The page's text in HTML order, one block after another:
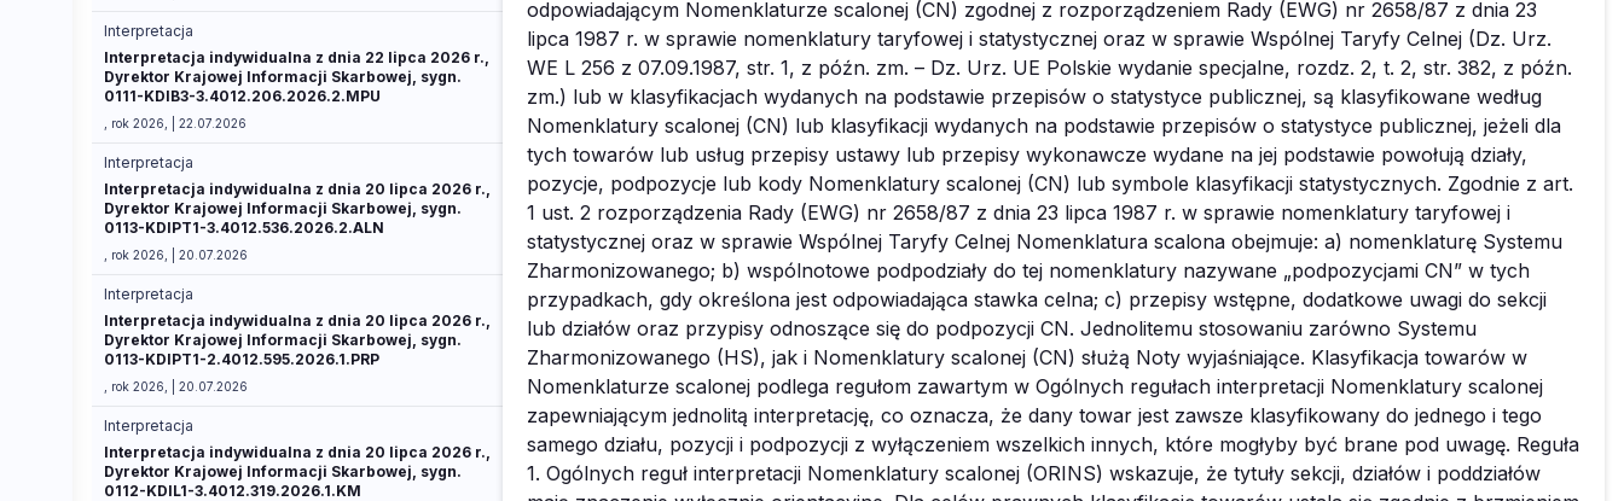
Interpretacja
Interpretacja indywidualna z dnia 22 lipca 2026 r.,
Dyrektor Krajowej Informacji Skarbowej, sygn.
0111-KDIB3-3.4012.206.2026.2.MPU
, rok 2026, | 22.07.2026
Interpretacja
Interpretacja indywidualna z dnia 20 lipca 2026 r.,
Dyrektor Krajowej Informacji Skarbowej, sygn.
0113-KDIPT1-3.4012.536.2026.2.ALN
, rok 2026, | 20.07.2026
Interpretacja
Interpretacja indywidualna z dnia 20 lipca 2026 r.,
Dyrektor Krajowej Informacji Skarbowej, sygn.
0113-KDIPT1-2.4012.595.2026.1.PRP
, rok 2026, | 20.07.2026
Interpretacja
Interpretacja indywidualna z dnia 20 lipca 2026 r.,
Dyrektor Krajowej Informacji Skarbowej, sygn.
0112-KDIL1-3.4012.319.2026.1.KM